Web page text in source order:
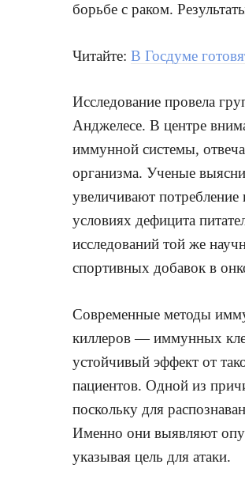
борьбе с раком.
Читайте: В Госдуме
Исследование провела
Анджелесе. В центре
иммунной системы,
организма. Ученые
увеличивают
условиях дефицита
исследований той же
спортивных добавок в
Современные методы
киллеров — иммунных
устойчивый эффект от
пациентов. Одной из
поскольку для
Именно они выявляют
указывая цель для атаки.